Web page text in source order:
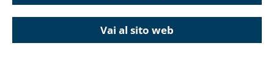
Vai al sito web